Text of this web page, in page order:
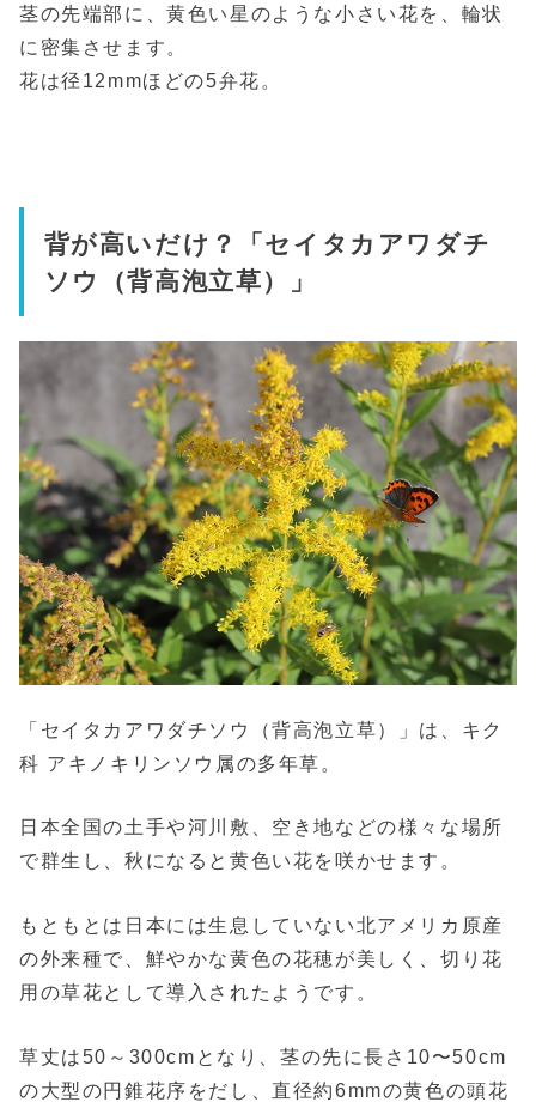
茎の先端部に、黄色い星のような小さい花を、輪状
に密集させます。
花は径12mmほどの5弁花。
背が高いだけ？「セイタカアワダチ
ソウ（背高泡立草）」
「セイタカアワダチソウ（背高泡立草）」は、キク
科 アキノキリンソウ属の多年草。
日本全国の土手や河川敷、空き地などの様々な場所
で群生し、秋になると黄色い花を咲かせます。
もともとは日本には生息していない北アメリカ原産
の外来種で、鮮やかな黄色の花穂が美しく、切り花
用の草花として導入されたようです。
草丈は50～300cmとなり、茎の先に長さ10〜50cm
の大型の円錐花序をだし、直径約6mmの黄色の頭花